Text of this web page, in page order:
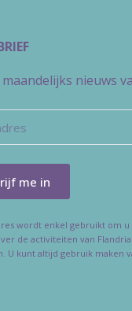
nieuws
wordt enkel gebruikt om
de activiteiten van
U kunt altijd gebruik maken